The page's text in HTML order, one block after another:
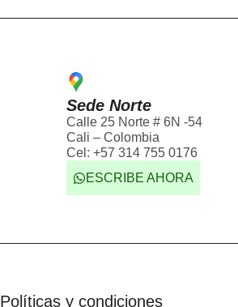
Sede Norte
Calle 25 Norte # 6N -54
Cali – Colombia
Cel: +57 314 755 0176
ESCRIBE AHORA
Políticas y condiciones